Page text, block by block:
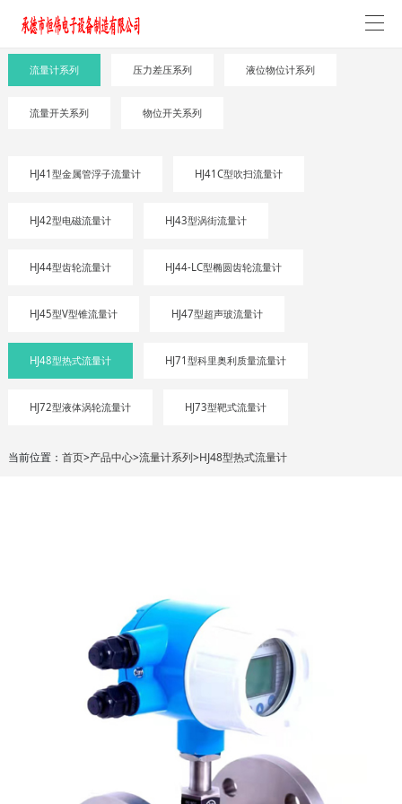
流量计系列 压力差压系列 液位物位计系列
流量开关系列 物位开关系列
HJ41型金属管浮子流量计 HJ41C型吹扫流量计
HJ42型电磁流量计 HJ43型涡街流量计
HJ44型齿轮流量计 HJ44-LC型椭圆齿轮流量计
HJ45型V型锥流量计 HJ47型超声玻流量计
HJ48型热式流量计 HJ71型科里奥利质量流量计
HJ72型液体涡轮流量计 HJ73型靶式流量计
当前位置： 首页>产品中心>流量计系列>HJ48型热式流量计
请输入关键词搜索